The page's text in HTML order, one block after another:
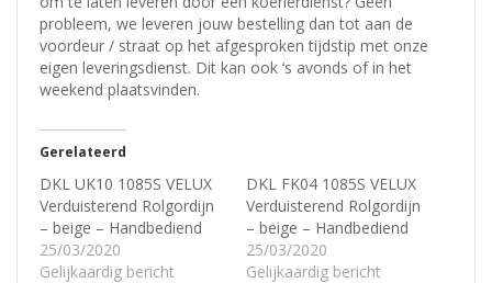
probleem, we leveren jouw bestelling dan tot aan de
voordeur / straat op het afgesproken tijdstip met onze
eigen leveringsdienst. Dit kan ook ‘s avonds of in het
weekend plaatsvinden.
Gerelateerd
DKL UK10 1085S VELUX
Verduisterend Rolgordijn
– beige – Handbediend
25/03/2020
Gelijkaardig bericht
DKL FK04 1085S VELUX
Verduisterend Rolgordijn
– beige – Handbediend
25/03/2020
Gelijkaardig bericht